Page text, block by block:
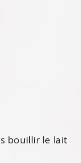
bouillir le lait